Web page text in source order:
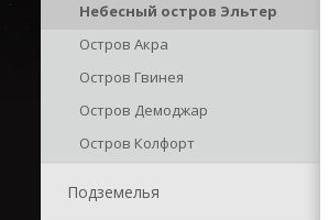
Небесный остров Эльтер
Остров Акра
Остров Гвинея
Остров Демоджар
Остров Колфорт
Подземелья